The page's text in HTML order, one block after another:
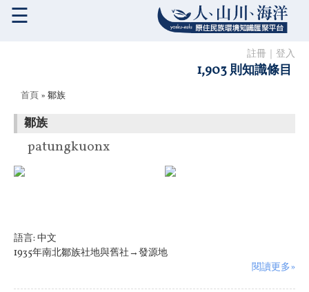
註冊 登入
1,903 則知識條目
☰
您在這裡
首頁 » 鄒族
鄒族
patungkuonx
語言: 中文
1935年南北鄒族社地與舊社→發源地
閱讀更多»